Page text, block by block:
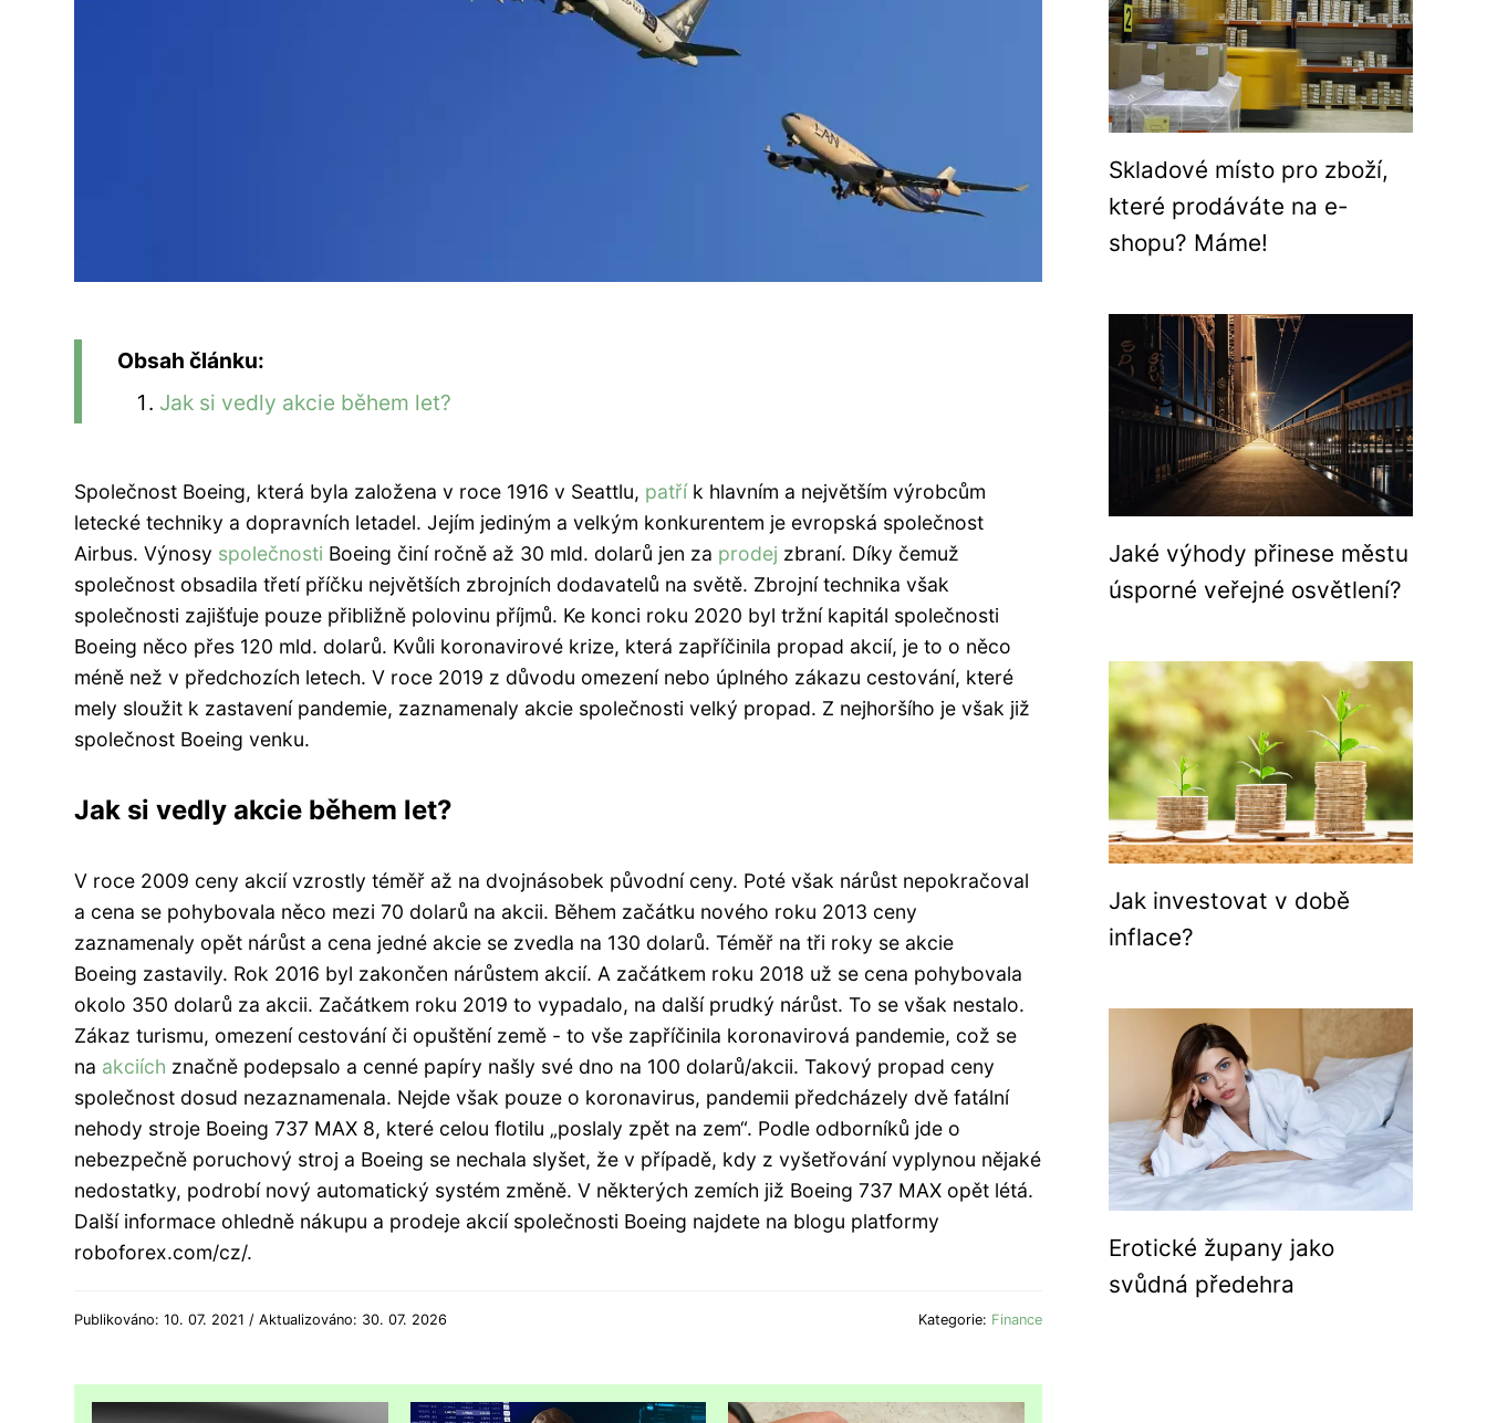
Obsah článku:
Jak si vedly akcie během let?
Společnost Boeing, která byla založena v roce 1916 v Seattlu, patřík hlavním a největším výrobcům
letecké techniky a dopravních letadel. Jejím jediným a velkým konkurentem je evropská společnost
Airbus. Výnosy společnosti Boeing činí ročně až 30 mld. dolarů jen za prodej zbraní. Díky čemuž
společnost obsadila třetí příčku největších zbrojních dodavatelů na světě. Zbrojní technika však
společnosti zajišťuje pouze přibližně polovinu příjmů. Ke konci roku 2020 byl tržní kapitál společnosti
Boeing něco přes 120 mld. dolarů. Kvůli koronavirové krize, která zapříčinila propad akcií, je to o něco
méně než v předchozích letech. V roce 2019 z důvodu omezení nebo úplného zákazu cestování, které
mely sloužit k zastavení pandemie, zaznamenaly akcie společnosti velký propad. Z nejhoršího je však již
společnost Boeing venku.
Jak si vedly akcie během let?
V roce 2009 ceny akcií vzrostly téměř až na dvojnásobek původní ceny. Poté však nárůst nepokračoval
a cena se pohybovala něco mezi 70 dolarů na akcii. Během začátku nového roku 2013 ceny
zaznamenaly opět nárůst a cena jedné akcie se zvedla na 130 dolarů. Téměř na tři roky se akcie
Boeing zastavily. Rok 2016 byl zakončen nárůstem akcií. A začátkem roku 2018 už se cena pohybovala
okolo 350 dolarů za akcii. Začátkem roku 2019 to vypadalo, na další prudký nárůst. To se však nestalo.
Zákaz turismu, omezení cestování či opuštění země - to vše zapříčinila koronavirová pandemie, což se
na akciích značně podepsalo a cenné papíry našly své dno na 100 dolarů/akcii. Takový propad ceny
společnost dosud nezaznamenala. Nejde však pouze o koronavirus, pandemii předcházely dvě fatální
nehody stroje Boeing 737 MAX 8, které celou flotilu „poslaly zpět na zem“. Podle odborníků jde o
nebezpečně poruchový stroj a Boeing se nechala slyšet, že v případě, kdy z vyšetřování vyplynou nějaké
nedostatky, podrobí nový automatický systém změně. V některých zemích již Boeing 737 MAX opět létá.
Další informace ohledně nákupu a prodeje akcií společnosti Boeing najdete na blogu platformy
roboforex.com/cz/.
Publikováno: 10. 07. 2021 / Aktualizováno: 30. 07. 2026 Kategorie: Finance
Skladové místo pro zboží,
které prodáváte na e-
shopu? Máme!
Jaké výhody přinese městu
úsporné veřejné osvětlení?
Jak investovat v době
inflace?
Erotické župany jako
svůdná předehra